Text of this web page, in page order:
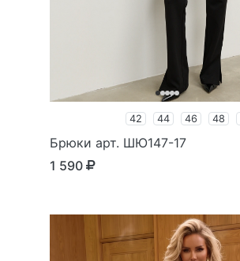
42 44 46 48
Брюки арт. ШЮ147-17
1 590